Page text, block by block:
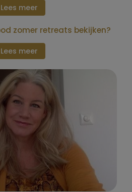
Lees meer
zomer retreats bekijken?
Lees meer